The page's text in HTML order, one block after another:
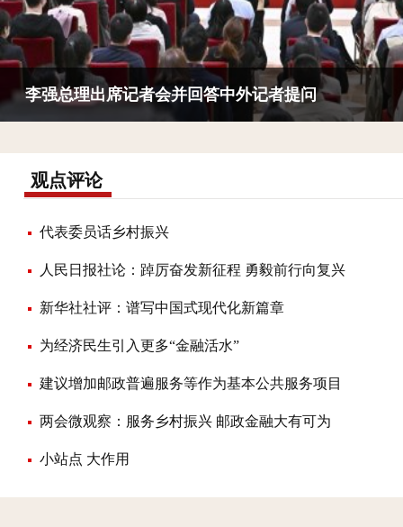
李强总理出席记者会并回答中外记者提问
观点评论
代表委员话乡村振兴
人民日报社论：踔厉奋发新征程 勇毅前行向复兴
新华社社评：谱写中国式现代化新篇章
为经济民生引入更多“金融活水”
建议增加邮政普遍服务等作为基本公共服务项目
两会微观察：服务乡村振兴 邮政金融大有可为
小站点 大作用